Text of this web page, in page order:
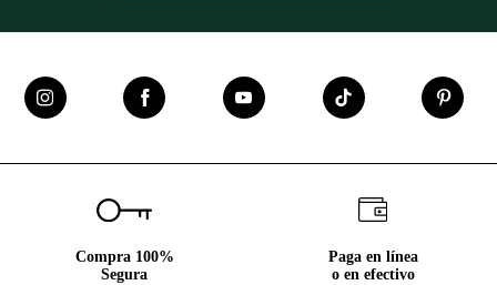
Compra 100%
Segura
Paga en línea
o en efectivo